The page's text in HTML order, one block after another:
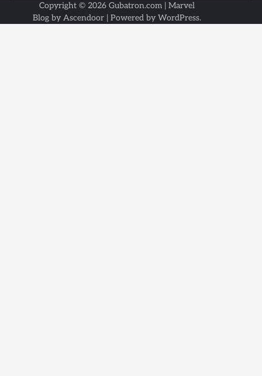
Copyright © 2026 Gubatron.com | Marvel
Blog by Ascendoor | Powered by WordPress.